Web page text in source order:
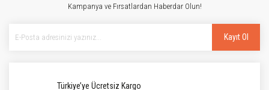
Kampanya ve Fırsatlardan Haberdar Olun!
Kayıt Ol
Türkiye’ye Ücretsiz Kargo